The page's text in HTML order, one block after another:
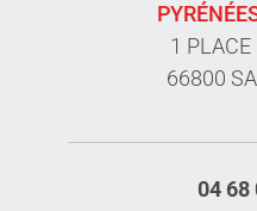
1 PLACE
66800
04 68